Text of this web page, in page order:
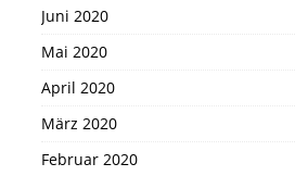
Juni 2020
Mai 2020
April 2020
März 2020
Februar 2020